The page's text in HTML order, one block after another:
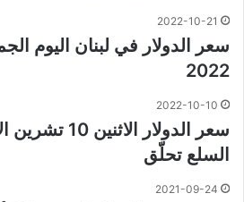
2022-10-21
2022
2022-10-10
السلع تحلّق
2021-09-24